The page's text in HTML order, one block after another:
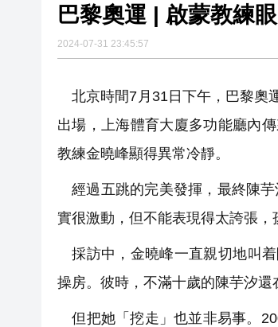
巴黎奧運 | 啟蒙教練
2024-07-31 23:45:57
北京時間7月31日下午，巴黎奧
出場，上海體育大廈多功能廳內
教練金曉峰顯得異常冷靜。
經過五跳的完美發揮，最終陳
實很激動，但不能表現得太誇張，
採訪中，金曉峰一直親切地叫
操房。彼時，不滿十歲的陳芋汐還
但把她「挖走」也並非易事。